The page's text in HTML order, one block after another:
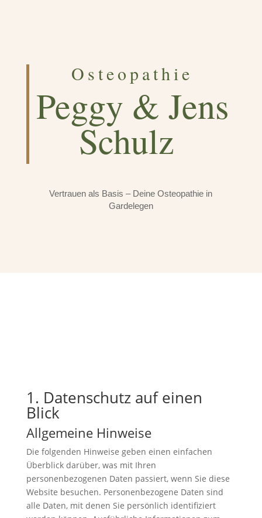
Osteopathie
Peggy & Jens
Schulz
Vertrauen als Basis – Deine Osteopathie in
Gardelegen
1. Datenschutz auf einen
Blick
Allgemeine Hinweise
Die folgenden Hinweise geben einen einfachen
Überblick darüber, was mit Ihren
personenbezogenen Daten passiert, wenn Sie diese
Website besuchen. Personenbezogene Daten sind
alle Daten, mit denen Sie persönlich identifiziert